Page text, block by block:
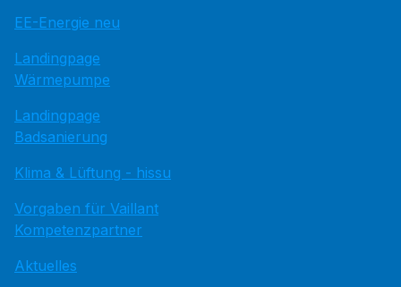
EE-Energie neu
Landingpage
Wärmepumpe
Landingpage
Badsanierung
Klima & Lüftung - hissu
Vorgaben für Vaillant
Kompetenzpartner
Aktuelles